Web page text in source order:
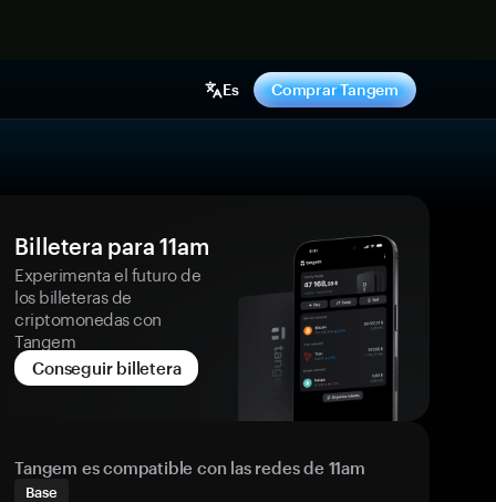
Es Comprar Tangem
Billetera para 11am
Experimenta el futuro de
los billeteras de
criptomonedas con
Tangem
Conseguir billetera
Tangem es compatible con las redes de 11am
Base